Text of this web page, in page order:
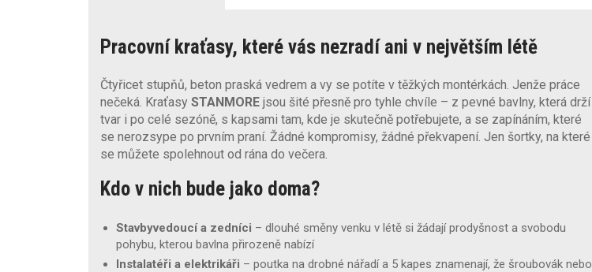
Pracovní kraťasy, které vás nezradí ani v největším létě
Čtyřicet stupňů, beton praská vedrem a vy se potíte v těžkých montérkách. Jenže práce
nečeká. Kraťasy STANMORE jsou šité přesně pro tyhle chvíle – z pevné bavlny, která drží
tvar i po celé sezóně, s kapsami tam, kde je skutečně potřebujete, a se zapínáním, které
se nerozsype po prvním praní. Žádné kompromisy, žádné překvapení. Jen šortky, na které
se můžete spolehnout od rána do večera.
Kdo v nich bude jako doma?
Stavbyvedoucí a zedníci – dlouhé směny venku v létě si žádají prodyšnost a svobodu
pohybu, kterou bavlna přirozeně nabízí
Instalatéři a elektrikáři – poutka na drobné nářadí a 5 kapes znamenají, že šroubovák nebo